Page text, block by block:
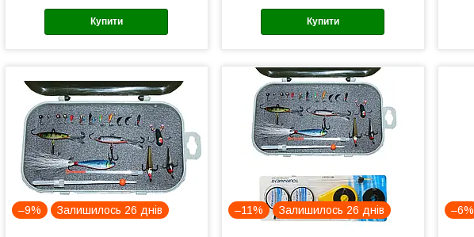
Купити Купити
–9% Залишилось 26 днів –11% Залишилось 26 днів –6%